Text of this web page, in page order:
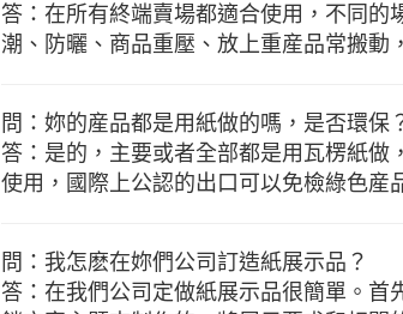
答：在所有終端賣場都適合使用，不同
潮、防曬、商品重壓、放上重産品常搬動
問：妳的産品都是用紙做的嗎，是否環保
答：是的，主要或者全部都是用瓦楞紙
使用，國際上公認的出口可以免檢綠色産
問：我怎麽在妳們公司訂造紙展示品？
答：在我們公司定做紙展示品很簡單。